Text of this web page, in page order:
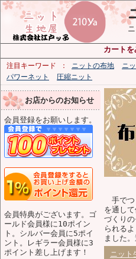
カートを
注目キーワード ニットの布地 ニ
パワーネット
圧縮ニット
お店からのお知らせ
会員登録をお願いします。
会員特典がございます。ゴ
ールド会員様に10ポイン
ト。シルバー会員に5ポイ
ント。レギラー会員様に3
ポイント差し上げます！
手でつ
を通し
づくり
られる
ました
ニッ